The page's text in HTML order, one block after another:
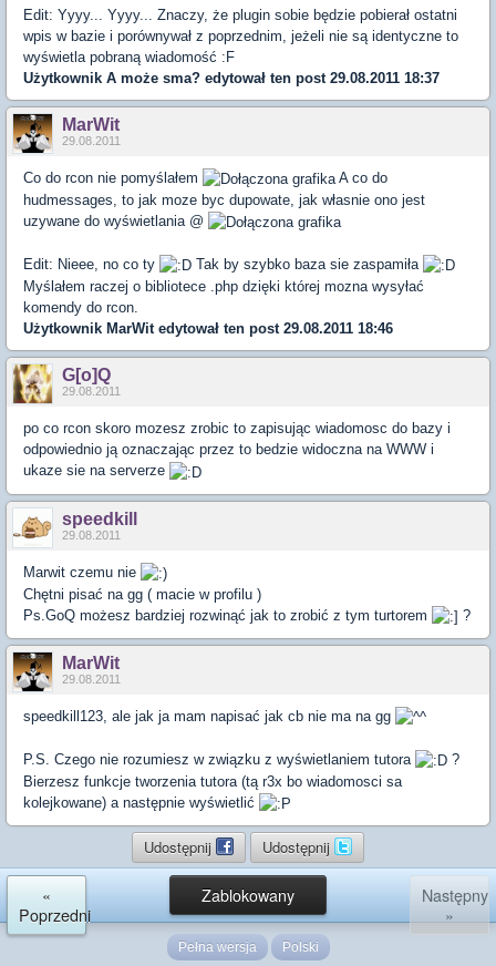
Edit: Yyyy... Yyyy... Znaczy, że plugin sobie będzie pobierał ostatni
wpis w bazie i porównywał z poprzednim, jeżeli nie są identyczne to
wyświetla pobraną wiadomość :F
Użytkownik A może sma? edytował ten post 29.08.2011 18:37
MarWit
29.08.2011
Co do rcon nie pomyślałem
A co do
hudmessages, to jak moze byc dupowate, jak własnie ono jest
uzywane do wyświetlania @
Edit: Nieee, no co ty
Tak by szybko baza sie zaspamiła
Myślałem raczej o bibliotece .php dzięki której mozna wysyłać
komendy do rcon.
Użytkownik MarWitedytował ten post 29.08.2011 18:46
G[o]Q
29.08.2011
po co rcon skoro mozesz zrobic to zapisując wiadomosc do bazy i
odpowiednio ją oznaczając przez to bedzie widoczna na WWW i
ukaze sie na serverze
speedkill
29.08.2011
Marwit czemu nie
Chętni pisać na gg ( macie w profilu )
Ps.GoQ możesz bardziej rozwinąć jak to zrobić z tym turtorem
?
MarWit
29.08.2011
speedkill123, ale jak ja mam napisać jak cb nie ma na gg
P.S. Czego nie rozumiesz w związku z wyświetlaniem tutora
?
Bierzesz funkcje tworzenia tutora (tą r3x bo wiadomosci sa
kolejkowane) a następnie wyświetlić
Udostępnij Udostępnij
Zablokowany
«
Poprzedni
Następny
»
Pełna wersja Polski